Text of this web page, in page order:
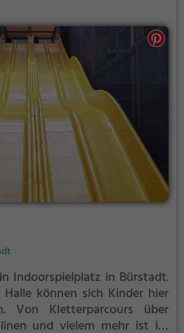
eignet sich außerdem
Kindergeburtstag zu
abwechslungsreichen
dem Geburtstagskind, noch
langweilig.
Indoorspielplatz in Bürstadt.
können sich Kinder hier
Von Kletterparcours über
und vielem mehr ist im